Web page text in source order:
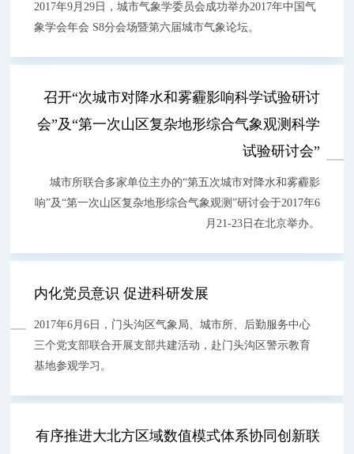
2017年9月29日，城市气象学委员会成功举办2017年中国气
象学会年会 S8分会场暨第六届城市气象论坛。
召开“次城市对降水和雾霾影响科学试验研讨
会”及“第一次山区复杂地形综合气象观测科学
试验研讨会”
城市所联合多家单位主办的“第五次城市对降水和雾霾影
响”及“第一次山区复杂地形综合气象观测”研讨会于2017年6
月21-23日在北京举办。
内化党员意识 促进科研发展
2017年6月6日，门头沟区气象局、城市所、后勤服务中心
三个党支部联合开展支部共建活动，赴门头沟区警示教育
基地参观学习。
有序推进大北方区域数值模式体系协同创新联